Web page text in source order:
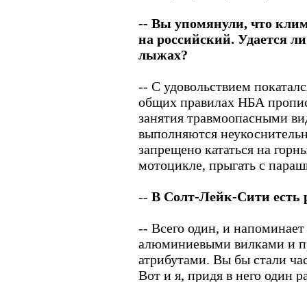
-- Вы упомянули, что
на российский. Удается
лыжах?
-- С удовольствием
общих правилах НБА
занятия травмоопасными
выполняются
запрещено кататься на
мотоцикле, прыгать с
-- В Солт-Лейк-Сити есть
-- Всего один, и
алюминиевыми вилками и
атрибутами. Вы бы стали
Вот и я, придя в него один